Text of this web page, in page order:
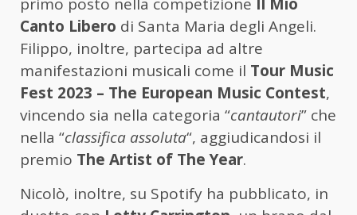
primo posto nella competizione Il Mio
Canto Libero di Santa Maria degli Angeli.
Filippo, inoltre, partecipa ad altre
manifestazioni musicali come il Tour Music
Fest 2023 – The European Music Contest,
vincendo sia nella categoria “cantautori” che
nella “classifica assoluta“, aggiudicandosi il
premio The Artist of The Year.
Nicolò, inoltre, su Spotify ha pubblicato, in